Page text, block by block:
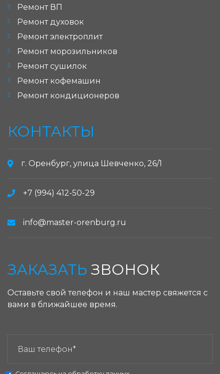
Ремонт ВП
Ремонт духовок
Ремонт электроплит
Ремонт морозильников
Ремонт сушилок
Ремонт кофемашин
Ремонт кондиционеров
КОНТАКТЫ
г. Оренбург, улица Шевченко, 26/1
+7 (994) 412-50-29
info@master-orenburg.ru
ЗАКАЗАТЬ ЗВОНОК
Оставьте свой телефон и наш мастер свяжется с
вами в ближайшее время.